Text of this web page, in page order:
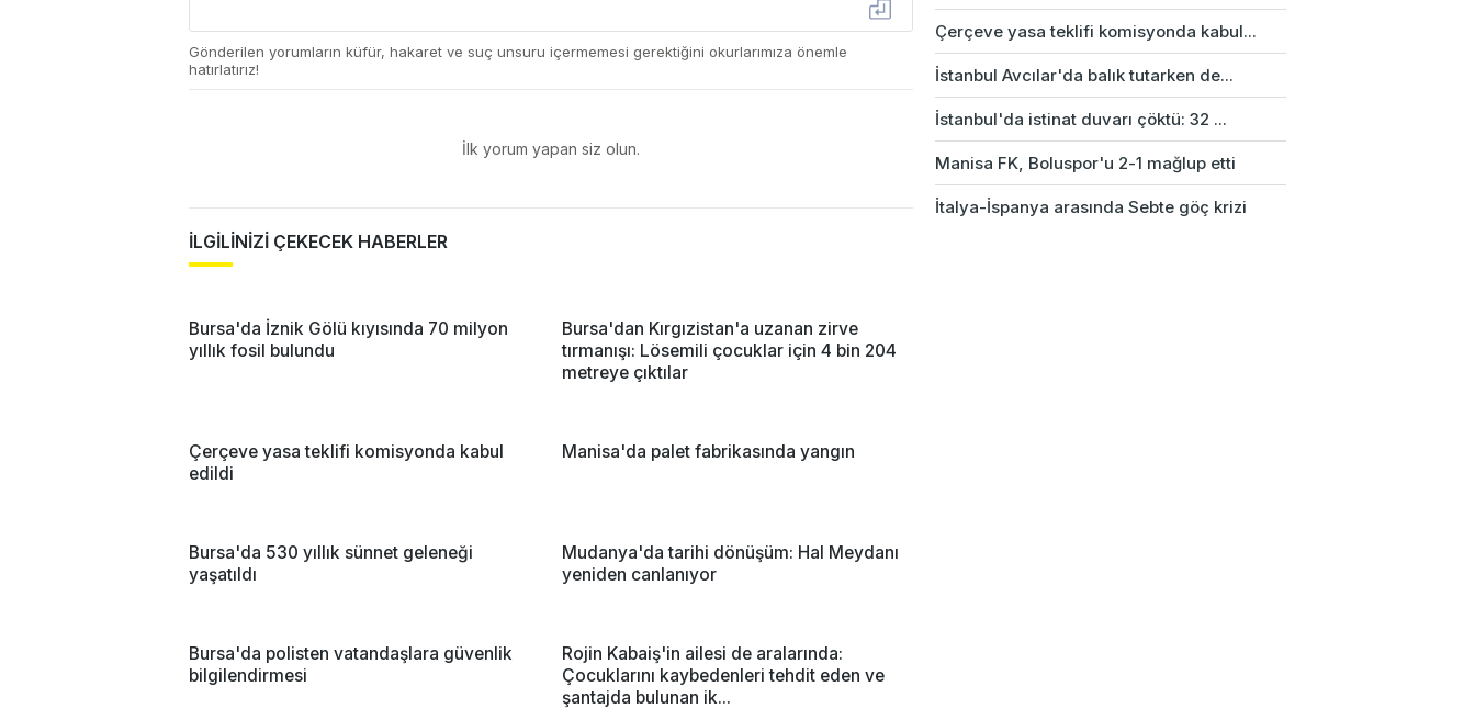
Gönderilen yorumların küfür, hakaret ve suç unsuru içermemesi gerektiğini okurlarımıza önemle
hatırlatırız!
İlk yorum yapan siz olun.
İLGİLİNİZİ ÇEKECEK HABERLER
Bursa'da İznik Gölü kıyısında 70 milyon
yıllık fosil bulundu
Bursa'dan Kırgızistan'a uzanan zirve
tırmanışı: Lösemili çocuklar için 4 bin 204
metreye çıktılar
Çerçeve yasa teklifi komisyonda kabul
edildi
Manisa'da palet fabrikasında yangın
Bursa'da 530 yıllık sünnet geleneği
yaşatıldı
Mudanya'da tarihi dönüşüm: Hal Meydanı
yeniden canlanıyor
Bursa'da polisten vatandaşlara güvenlik
bilgilendirmesi
Rojin Kabaiş'in ailesi de aralarında:
Çocuklarını kaybedenleri tehdit eden ve
şantajda bulunan ik...
Çerçeve yasa teklifi komisyonda kabul...
İstanbul Avcılar'da balık tutarken de...
İstanbul'da istinat duvarı çöktü: 32 ...
Manisa FK, Boluspor'u 2-1 mağlup etti
İtalya-İspanya arasında Sebte göç krizi